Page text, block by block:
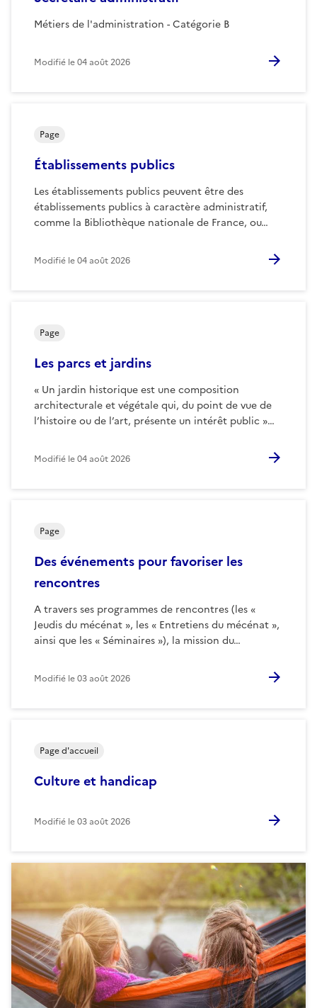
Métiers de l'administration - Catégorie B
Modifié le04 août 2026
Établissements publics
Les établissements publics peuvent être des
établissements publics à caractère administratif,
comme la Bibliothèque nationale de France, ou…
Page
Modifié le04 août 2026
Les parcs et jardins
« Un jardin historique est une composition
architecturale et végétale qui, du point de vue de
l’histoire ou de l’art, présente un intérêt public »…
Page
Modifié le04 août 2026
Des événements pour favoriser les
rencontres
A travers ses programmes de rencontres (les «
Jeudis du mécénat », les « Entretiens du mécénat »,
ainsi que les « Séminaires »), la mission du…
Page
Modifié le03 août 2026
Culture et handicap
Page d'accueil
Modifié le03 août 2026